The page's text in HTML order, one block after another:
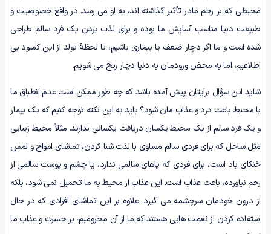
محیطی که بر رحم مادر تأثیر گذاشته‌ اند، به او می‌ رسد. در واقع خصوصیت و
طبیعت دنیا مناسب آسایش ما بوده و برای لذت بردن یک فرد سالم طراحی
شده است و ما اگر دچار ضعف یا بیماری­ باشیم، تا لحظۀ تولد از این کمبود بی
­اطلاعیم، اما به محض ورودمان به دنیا دچار رنج می‌ شویم.
شاید این سؤال برایتان پیش آمده باشد که چه‌ طور ممکن است عدم انطباق ما
با محیط باعث درد و عذاب مان شود؟ باید به این نکته توجه کنیم که یک بیمار
و یک فرد سالم از یک محیط یکسان دریافت یکسانی ندارند. مثلاً محیط زیبایی
مثل ساحل که برای فردی سالم مساوی با لذت شنا کردن، تماشای امواج و لمس
خنکای باد است، برای فردی که پاهای سالمی ندارد، یا چشم و پوست سالمی از
رحم نیاورده، باعث عذاب است. این عذاب از محیط به ما تحمیل نمی­ شود، بلکه
از درون خودمان سرچشمه می ­گیرد. علاوه بر این تماشای افرادی که در حال
استفاده کردن از نعمت هایی هستند که ما از آن محرومیم، بر حسرت و عذاب ما